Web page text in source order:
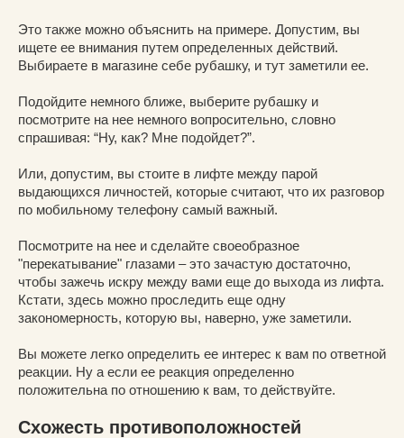
Это также можно объяснить на примере. Допустим, вы
ищете ее внимания путем определенных действий.
Выбираете в магазине себе рубашку, и тут заметили ее.
Подойдите немного ближе, выберите рубашку и
посмотрите на нее немного вопросительно, словно
спрашивая: “Ну, как? Мне подойдет?”.
Или, допустим, вы стоите в лифте между парой
выдающихся личностей, которые считают, что их разговор
по мобильному телефону самый важный.
Посмотрите на нее и сделайте своеобразное
"перекатывание" глазами – это зачастую достаточно,
чтобы зажечь искру между вами еще до выхода из лифта.
Кстати, здесь можно проследить еще одну
закономерность, которую вы, наверно, уже заметили.
Вы можете легко определить ее интерес к вам по ответной
реакции. Ну а если ее реакция определенно
положительна по отношению к вам, то действуйте.
Схожесть противоположностей